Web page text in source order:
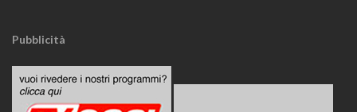
Pubblicità